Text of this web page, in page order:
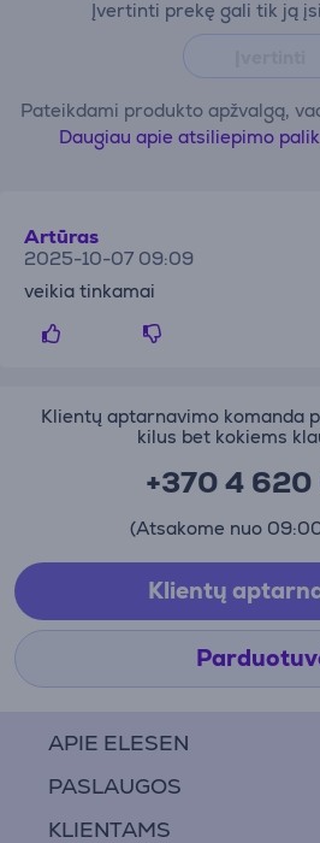
Įvertinti prekę gali tik ją
Pateikdami produkto apžvalgą,
Daugiau apie atsiliepimo
Artūras
2025-10-07 09:09
veikia tinkamai
APIE ELESEN
PASLAUGOS
KLIENTAMS
Klientų aptarnavimo komanda
kilus bet kokiems
+370 4 620
(Atsakome nuo
Klientų